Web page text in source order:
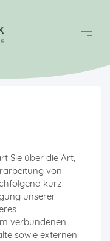
Sie über die Art,
von
kurz
unserer
verbundenen
sowie externen